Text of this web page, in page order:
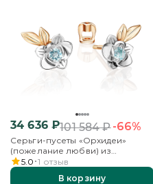
34 636₽101 584₽-66%
Серьги-пусеты «Орхидеи»
(пожелание любви) из
комбинированного золота с
топазом
5.0 1 отзыв
В корзину